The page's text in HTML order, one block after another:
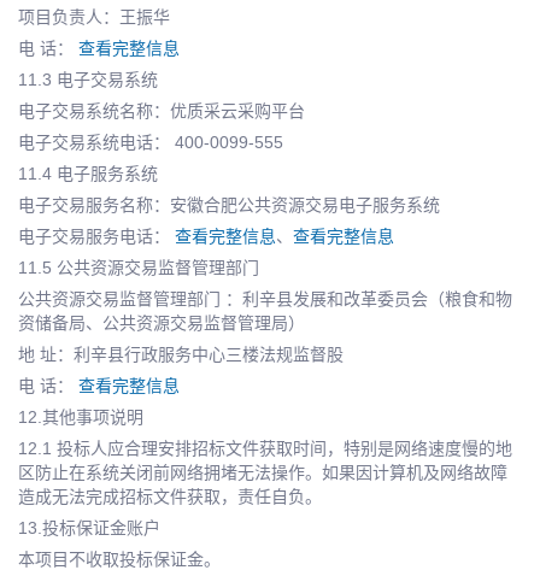
项目负责人：王振华
电 话： 查看完整信息
11.3 电子交易系统
电子交易系统名称：优质采云采购平台
电子交易系统电话： 400-0099-555
11.4 电子服务系统
电子交易服务名称：安徽合肥公共资源交易电子服务系统
电子交易服务电话： 查看完整信息、 查看完整信息
11.5 公共资源交易监督管理部门
公共资源交易监督管理部门 ：利辛县发展和改革委员会（粮食和物
资储备局、公共资源交易监督管理局）
地 址：利辛县行政服务中心三楼法规监督股
电 话： 查看完整信息
12.其他事项说明
12.1 投标人应合理安排招标文件获取时间，特别是网络速度慢的地
区防止在系统关闭前网络拥堵无法操作。如果因计算机及网络故障
造成无法完成招标文件获取，责任自负。
13.投标保证金账户
本项目不收取投标保证金。